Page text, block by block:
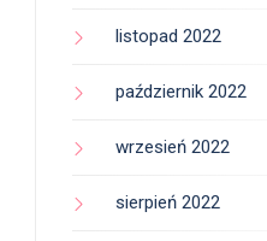
listopad 2022
październik 2022
wrzesień 2022
sierpień 2022